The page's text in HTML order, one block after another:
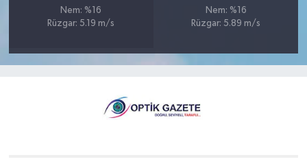
Nem: %16
Rüzgar: 5.19 m/s
Nem: %16
Rüzgar: 5.89 m/s